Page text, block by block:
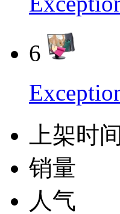
6
上架时间
销量
人气